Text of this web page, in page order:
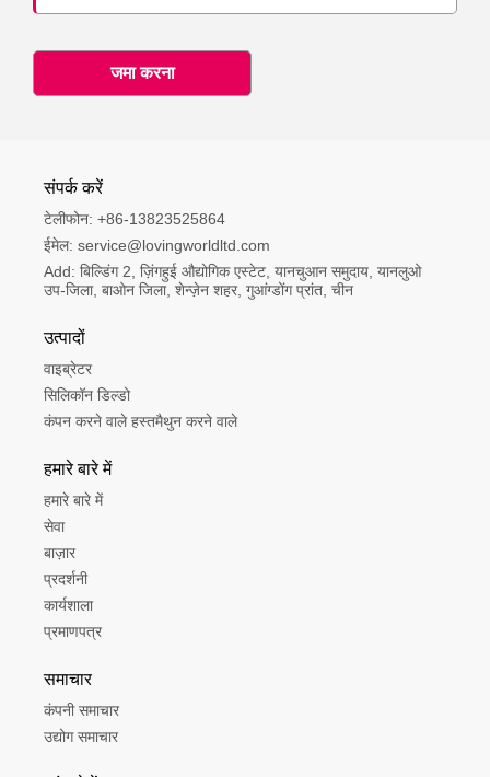
जमा करना
संपर्क करें
टेलीफोन: +86-13823525864
ईमेल: service@lovingworldltd.com
Add: बिल्डिंग 2, ज़िंगहुई औद्योगिक एस्टेट, यानचुआन समुदाय, यानलुओ
उप-जिला, बाओन जिला, शेन्ज़ेन शहर, गुआंग्डोंग प्रांत, चीन
उत्पादों
वाइब्रेटर
सिलिकॉन डिल्डो
कंपन करने वाले हस्तमैथुन करने वाले
हमारे बारे में
हमारे बारे में
सेवा
बाज़ार
प्रदर्शनी
कार्यशाला
प्रमाणपत्र
समाचार
कंपनी समाचार
उद्योग समाचार